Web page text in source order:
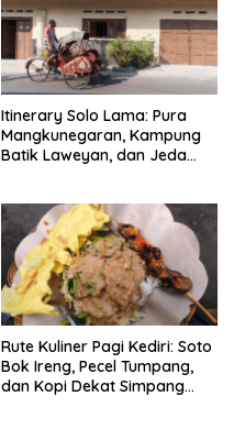
Itinerary Solo Lama: Pura
Mangkunegaran, Kampung
Batik Laweyan, dan Jeda
Rute Kuliner Pagi Kediri: Soto
Bok Ireng, Pecel Tumpang,
dan Kopi Dekat Simpang